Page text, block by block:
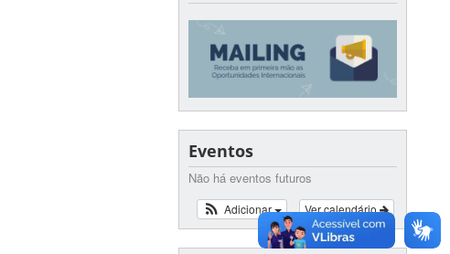
Eventos
Não há eventos futuros
Ver calendário
Adicionar